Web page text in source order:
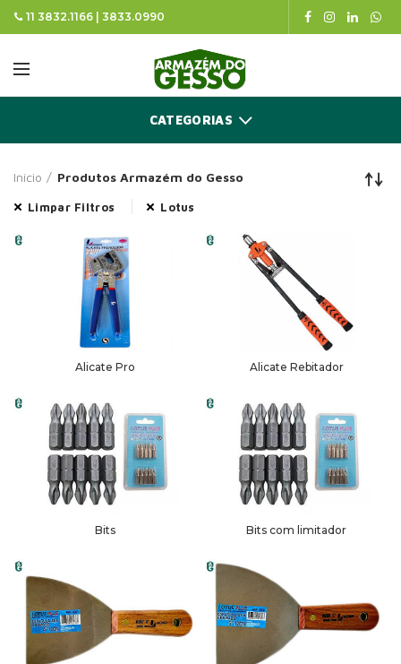
11 3832.1166 | 3833.0990
CATEGORIAS
Início Produtos Armazém do Gesso
Limpar Filtros Lotus
Alicate Pro Alicate Rebitador
Bits Bits com limitador